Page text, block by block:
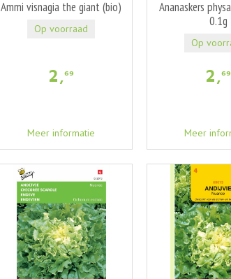
Ammi visnagia the giant (bio)
2,69
Meer informatie
Op voorraad
Ananaskers
0.1g
2,69
Meer
Op